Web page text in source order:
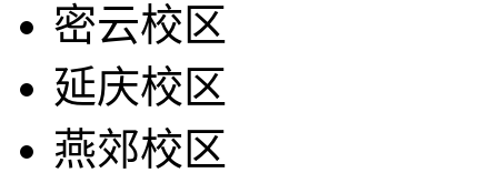
密云校区
延庆校区
燕郊校区